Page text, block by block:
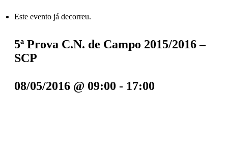
Este evento já decorreu.
5ª Prova C.N. de Campo 2015/2016 –
SCP
08/05/2016 @ 09:00 - 17:00